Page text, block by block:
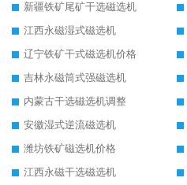
新疆铁矿尾矿干选磁选机
江西永磁湿式磁选机
辽宁铁矿干式磁选机价格
吉林永磁筒式强磁选机
内蒙古干选磁选机调整
安徽湿式逆流磁选机
潍坊铁矿磁选机价格
江西永磁干选磁选机